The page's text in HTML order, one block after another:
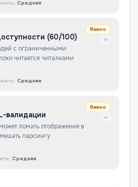
Средняя
(60/100)
с ограниченными
читается читалками
Важно
Средняя
валидации
ломать отображение в
парсингу
Важно
Средняя